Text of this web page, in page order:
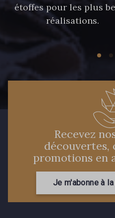
étoffes pour les plus
réalisations.
Recevez
découvertes,
promotions en
Je m'abonne à